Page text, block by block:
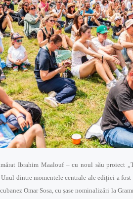
Ibrahim Maalouf – cu noul său proiect
dintre momentele centrale ale ediției a
Omar Sosa, cu șase nominalizări la